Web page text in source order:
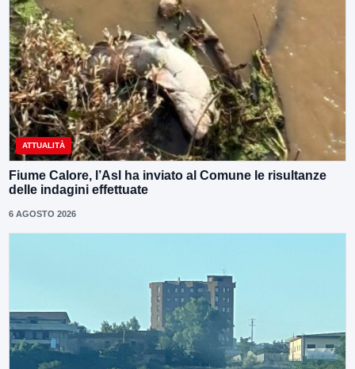
ATTUALITÀ
Fiume Calore, l’Asl ha inviato al Comune le risultanze
delle indagini effettuate
6 AGOSTO 2026